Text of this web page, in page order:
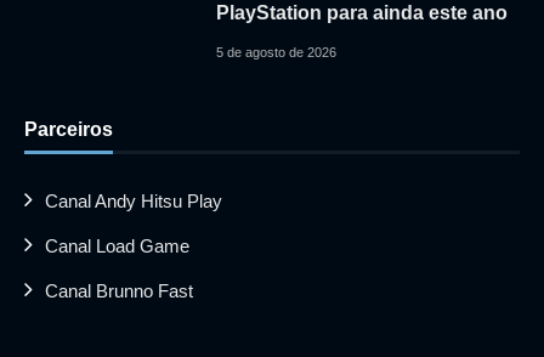
PlayStation para ainda este ano
5 de agosto de 2026
Parceiros
Canal Andy Hitsu Play
Canal Load Game
Canal Brunno Fast